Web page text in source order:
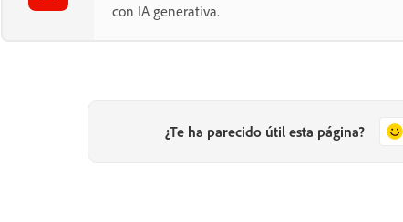
con IA generativa.
¿Te ha parecido útil esta página?